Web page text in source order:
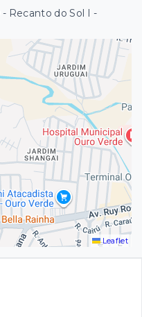
Recanto do Sol I -
Leaflet